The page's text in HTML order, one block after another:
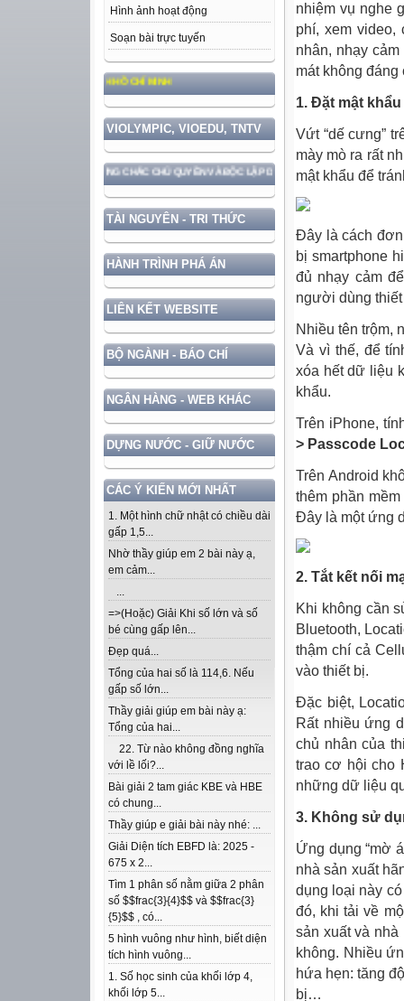
Hình ảnh hoạt động
Soạn bài trực tuyến
PHONG CÁCH HỒ CHÍ MINH
VIOLYMPIC, VIOEDU, TNTV
BẢO VỆ VỮNG CHẮC CHỦ QUYỀN VÀ ĐỘC LẬP DÂN TỘC!
TÀI NGUYÊN - TRI THỨC
HÀNH TRÌNH PHÁ ÁN
LIÊN KẾT WEBSITE
BỘ NGÀNH - BÁO CHÍ
NGÂN HÀNG - WEB KHÁC
DỰNG NƯỚC - GIỮ NƯỚC
CÁC Ý KIẾN MỚI NHẤT
1. Một hình chữ nhật có chiều dài
gấp 1,5...
Nhờ thầy giúp em 2 bài này ạ,
em cảm...
...
=>(Hoặc) Giải Khi số lớn và số
bé cùng gấp lên...
Đẹp quá...
Tổng của hai số là 114,6. Nếu
gấp số lớn...
Thầy giải giúp em bài này ạ:
Tổng của hai...
22. Từ nào không đồng nghĩa
với lề lối?...
Bài giải 2 tam giác KBE và HBE
có chung...
Thầy giúp e giải bài này nhé: ...
Giải Diện tích EBFD là: 2025 -
675 x 2...
Tìm 1 phân số nằm giữa 2 phân
số $$frac{3}{4}$$ và $$frac{3}
{5}$$ , có...
5 hình vuông như hình, biết diện
tích hình vuông...
1. Số học sinh của khối lớp 4,
khối lớp 5...
nhiệm vụ nghe
phí, xem
nhân, nhạy
mát không đáng
1. Đặt mật
Vứt “dế cưng”
mày mò ra rất
mật khẩu để
Đây là cách
bị smartphone
đủ nhạy cảm
người dùng
Nhiều tên trộm,
Và vì thế, để
xóa hết dữ liệu
khẩu.
Trên iPhone,
> Passcode
Trên Android
thêm phần
Đây là một ứng
2. Tắt kết nối
Khi không cần
Bluetooth,
thậm chí cả
vào thiết bị.
Đặc biệt,
Rất nhiều ứng
chủ nhân của
trao cơ hội cho
những dữ liệu
3. Không sử
Ứng dụng “mờ
nhà sản xuất
dụng loại này
đó, khi tải về
sản xuất và
không. Nhiều
hứa hẹn: tăng
bị…